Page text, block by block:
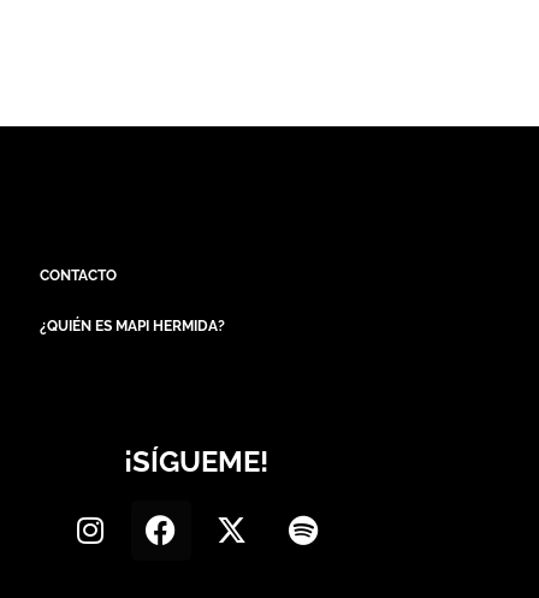
CONTACTO
¿QUIÉN ES MAPI HERMIDA?
¡SÍGUEME!